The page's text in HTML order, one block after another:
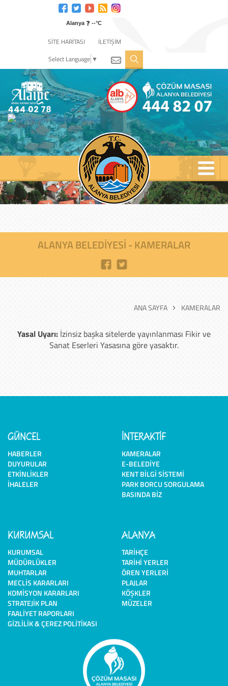
Alanya ❓ --°C
SİTE HARİTASI
İLETİŞİM
Select Language ▼
ALANYA BELEDİYESİ - KAMERALAR
ANA SAYFA KAMERALAR
Yasal Uyarı: İzinsiz başka sitelerde yayınlanması Fikir ve
Sanat Eserleri Yasasına göre yasaktır.
GÜNCEL
HABERLER
DUYURULAR
ETKINLIKLER
İHALELER
İNTERAKTİF
KAMERALAR
E-BELEDIYE
KENT BILGI SISTEMI
PARK BORCU SORGULAMA
BASINDA BIZ
KURUMSAL
KURUMSAL
MÜDÜRLÜKLER
MUHTARLAR
MECLIS KARARLARI
KOMISYON KARARLARI
STRATEJIK PLAN
FAALIYET RAPORLARI
GIZLILIK & ÇEREZ POLITIKASI
ALANYA
TARIHÇE
TARIHI YERLER
ÖREN YERLERI
PLAJLAR
KÖŞKLER
MÜZELER